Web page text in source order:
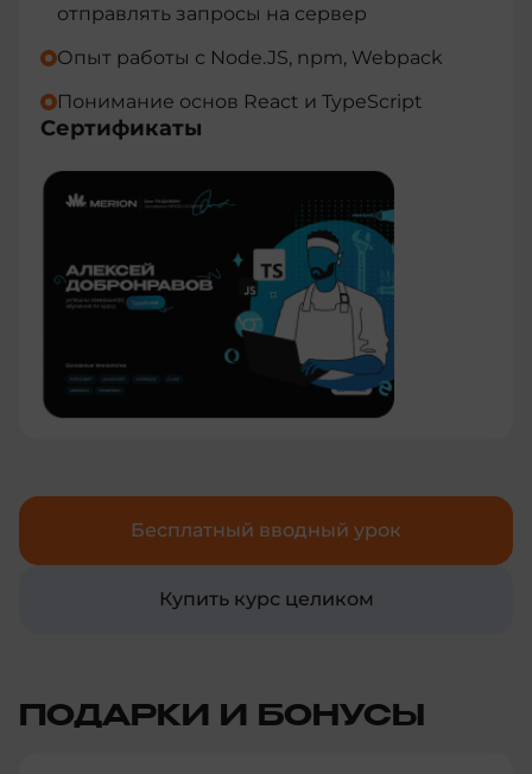
отправлять запросы на сервер
Опыт работы с Node.JS, npm, Webpack
Понимание основ React и TypeScript
Сертификаты
Бесплатный вводный урок
Купить курс целиком
ПОДАРКИ И БОНУСЫ